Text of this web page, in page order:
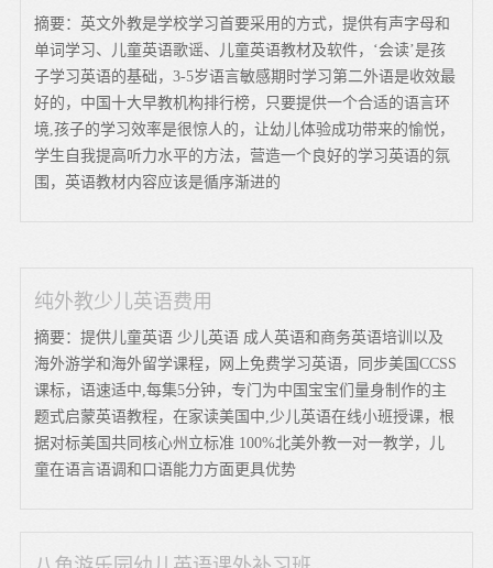
摘要：英文外教是学校学习首要采用的方式，提供有声字母和
单词学习、儿童英语歌谣、儿童英语教材及软件，‘会读’是孩
子学习英语的基础，3-5岁语言敏感期时学习第二外语是收效最
好的，中国十大早教机构排行榜，只要提供一个合适的语言环
境,孩子的学习效率是很惊人的，让幼儿体验成功带来的愉悦，
学生自我提高听力水平的方法，营造一个良好的学习英语的氛
围，英语教材内容应该是循序渐进的
纯外教少儿英语费用
摘要：提供儿童英语 少儿英语 成人英语和商务英语培训以及
海外游学和海外留学课程，网上免费学习英语，同步美国CCSS
课标，语速适中,每集5分钟，专门为中国宝宝们量身制作的主
题式启蒙英语教程，在家读美国中,少儿英语在线小班授课，根
据对标美国共同核心州立标准 100%北美外教一对一教学，儿
童在语言语调和口语能力方面更具优势